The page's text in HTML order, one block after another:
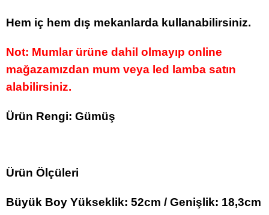
Hem iç hem dış mekanlarda kullanabilirsiniz.
Not: Mumlar ürüne dahil olmayıp online
mağazamızdan mum veya led lamba satın
alabilirsiniz.
Ürün Rengi: Gümüş
Ürün Ölçüleri
Büyük Boy Yükseklik: 52cm / Genişlik: 18,3cm